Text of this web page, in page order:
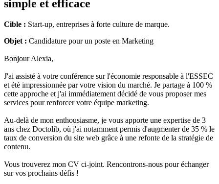
simple et efficace
Cible : Start-up, entreprises à forte culture de marque.
Objet : Candidature pour un poste en Marketing
Bonjour Alexia,
J'ai assisté à votre conférence sur l'économie responsable à l'ESSEC
et été impressionnée par votre vision du marché. Je partage à 100 %
cette approche et j'ai immédiatement décidé de vous proposer mes
services pour renforcer votre équipe marketing.
Au-delà de mon enthousiasme, je vous apporte une expertise de 3
ans chez Doctolib, où j'ai notamment permis d'augmenter de 35 % le
taux de conversion du site web grâce à une refonte de la stratégie de
contenu.
Vous trouverez mon CV ci-joint. Rencontrons-nous pour échanger
sur vos prochains défis !